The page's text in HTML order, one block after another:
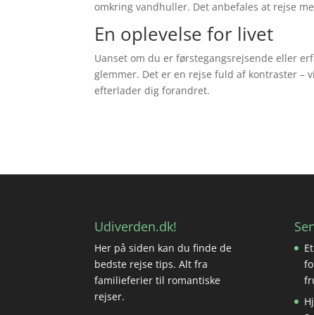
omkring vandhuller. Det anbefales at rejse
En oplevelse for livet
Uanset om du er førstegangsrejsende eller
glemmer. Det er en rejse fuld af kontraster –
efterlader dig forandret.
Udiverden.dk!
Her på siden kan du finde de
bedste rejse tips. Alt fra
familieferier til romantiske
rejser.